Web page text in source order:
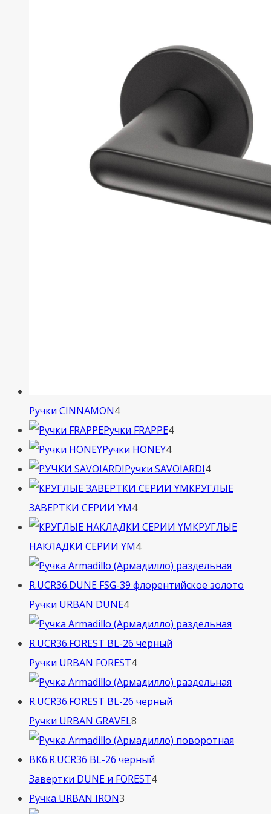
Ручки CINNAMON44
товара
Ручки FRAPPE44
Ручки HONEY44
товара
Ручки SAVOIARDI44
товара
КРУГЛЫЕ
ЗАВЕРТКИ СЕРИИ YM44
товара
КРУГЛЫЕ
НАКЛАДКИ СЕРИИ YM44
товара
Ручки URBAN DUNE44
товара
Ручки URBAN FOREST44
товара
Ручки URBAN GRAVEL8
товаров
Завертки DUNE и FOREST44
Ручка URBAN IRON3